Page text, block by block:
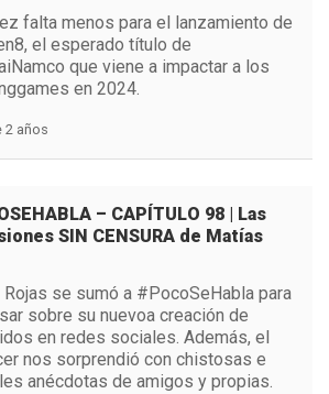
falta menos para el lanzamiento de
el esperado título de
que viene a impactar a los
en 2024.
2 años
– CAPÍTULO 98 | Las
SIN CENSURA de Matías
Rojas se sumó a #PocoSeHabla para
sobre su nuevoa creación de
en redes sociales. Además, el
nos sorprendió con chistosas e
anécdotas de amigos y propias.